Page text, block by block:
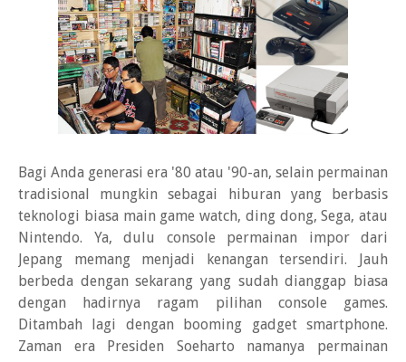
Bagi Anda generasi era '80 atau '90-an, selain permainan
tradisional mungkin sebagai hiburan yang berbasis
teknologi biasa main game watch, ding dong, Sega, atau
Nintendo. Ya, dulu console permainan impor dari
Jepang memang menjadi kenangan tersendiri. Jauh
berbeda dengan sekarang yang sudah dianggap biasa
dengan hadirnya ragam pilihan console games.
Ditambah lagi dengan booming gadget smartphone.
Zaman era Presiden Soeharto namanya permainan